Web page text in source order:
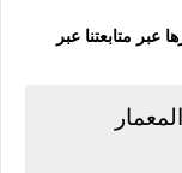
متابعتنا عبر